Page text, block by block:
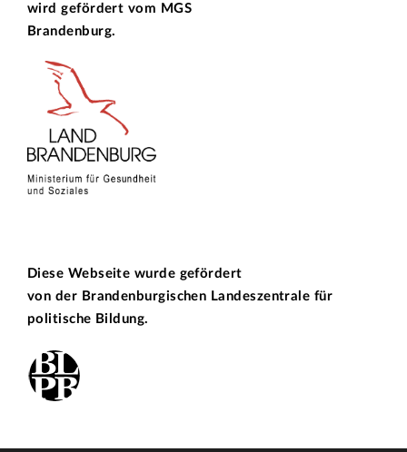
wird gefördert vom MGS
Brandenburg.
Diese Webseite wurde gefördert
von der Brandenburgischen Landeszentrale für
politische Bildung.